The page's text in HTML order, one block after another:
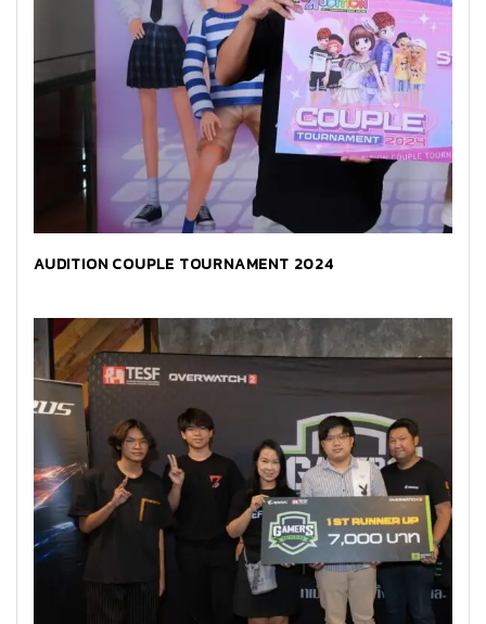
AUDITION COUPLE TOURNAMENT 2024